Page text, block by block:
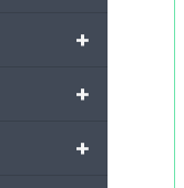
+
+
+